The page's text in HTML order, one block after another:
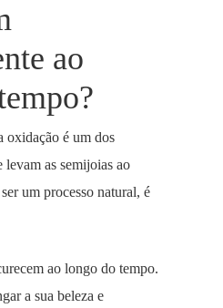
ao
oxidação é um dos
as semijoias ao
um processo natural, é
ao longo do tempo.
a sua beleza e